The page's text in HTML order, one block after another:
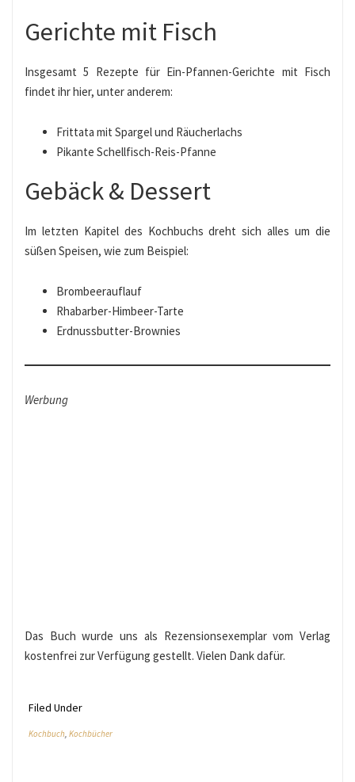
Gerichte mit Fisch
Insgesamt 5 Rezepte für Ein-Pfannen-Gerichte mit Fisch
findet ihr hier, unter anderem:
Frittata mit Spargel und Räucherlachs
Pikante Schellfisch-Reis-Pfanne
Gebäck & Dessert
Im letzten Kapitel des Kochbuchs dreht sich alles um die
süßen Speisen, wie zum Beispiel:
Brombeerauflauf
Rhabarber-Himbeer-Tarte
Erdnussbutter-Brownies
Werbung
Das Buch wurde uns als Rezensionsexemplar vom Verlag
kostenfrei zur Verfügung gestellt. Vielen Dank dafür.
Filed Under
Kochbuch, Kochbücher